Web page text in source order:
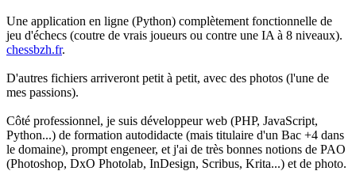
Une application en ligne (Python) complètement fonctionnelle de
jeu d'échecs (coutre de vrais joueurs ou contre une IA à 8 niveaux).
chessbzh.fr.
D'autres fichiers arriveront petit à petit, avec des photos (l'une de
mes passions).
Côté professionnel, je suis développeur web (PHP, JavaScript,
Python...) de formation autodidacte (mais titulaire d'un Bac +4 dans
le domaine), prompt engeneer, et j'ai de très bonnes notions de PAO
(Photoshop, DxO Photolab, InDesign, Scribus, Krita...) et de photo.